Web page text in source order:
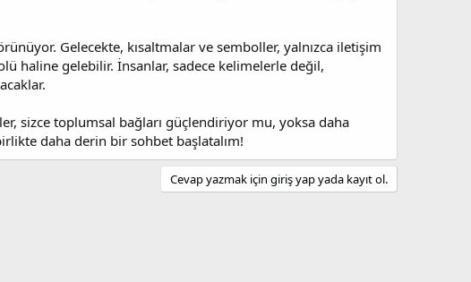
Gelecekte, kısaltmalar ve semboller, yalnızca iletişim
haline gelebilir. İnsanlar, sadece kelimelerle değil,
sizce toplumsal bağları güçlendiriyor mu, yoksa daha
daha derin bir sohbet başlatalım!
Cevap yazmak için giriş yap yada kayıt ol.